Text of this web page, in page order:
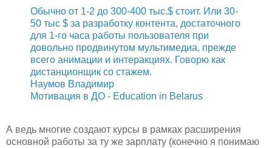
Обычно от 1-2 до 300-400 тыс.$ стоит. Или 30-
50 тыс $ за разработку контента, достаточного
для 1-го часа работы пользователя при
довольно продвинутом мультимедиа, прежде
всего анимации и интеракциях. Говорю как
дистанционщик со стажем.
Наумов Владимир
Мотивация в ДО - Education in Belarus
А ведь многие создают курсы в рамках расширения
основной работы за ту же зарплату (конечно я понимаю